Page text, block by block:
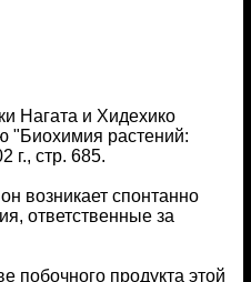
Нагата и Хидехико
"Биохимия растений:
г., стр. 685.
возникает спонтанно
ответственные за
побочного продукта этой